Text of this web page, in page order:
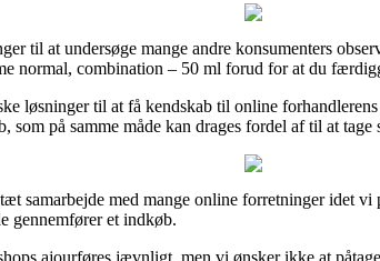
til at undersøge mange andre konsumenters
normal, combination – 50 ml forud for at du
løsninger til at få kendskab til online
som på samme måde kan drages fordel af til at
samarbejde med mange online forretninger idet
gennemfører et indkøb.
ajourføres jævnligt, men vi ønsker ikke at